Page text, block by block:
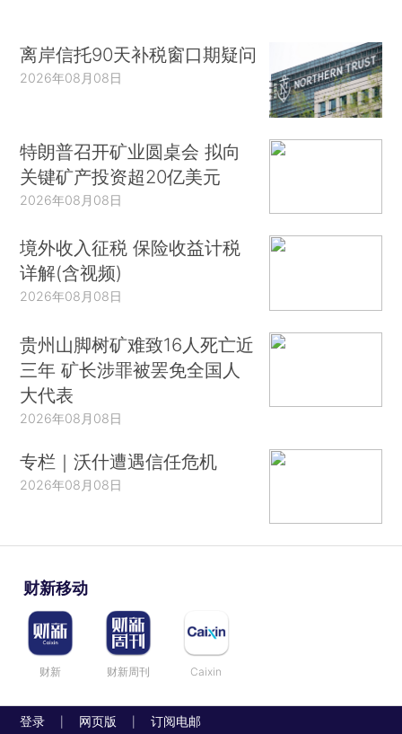
离岸信托90天补税窗口期疑问
2026年08月08日
特朗普召开矿业圆桌会 拟向
关键矿产投资超20亿美元
2026年08月08日
境外收入征税 保险收益计税
详解(含视频)
2026年08月08日
贵州山脚树矿难致16人死亡近
三年 矿长涉罪被罢免全国人
大代表
2026年08月08日
专栏｜沃什遭遇信任危机
2026年08月08日
财新移动
财新 财新周刊 Caixin
登录 网页版 订阅电邮